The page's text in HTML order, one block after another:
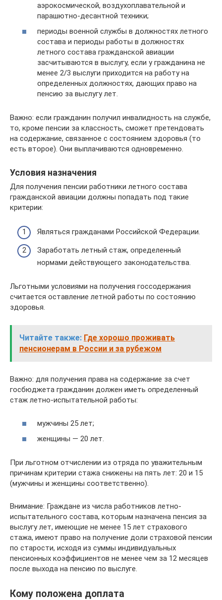
аэрокосмической, воздухоплавательной и
парашютно-десантной техники;
периоды военной службы в должностях летного
состава и периоды работы в должностях
летного состава гражданской авиации
засчитываются в выслугу, если у гражданина не
менее 2/3 выслуги приходится на работу на
определенных должностях, дающих право на
пенсию за выслугу лет.
Важно: если гражданин получил инвалидность на службе,
то, кроме пенсии за классность, сможет претендовать
на содержание, связанное с состоянием здоровья (то
есть второе). Они выплачиваются одновременно.
Условия назначения
Для получения пенсии работники летного состава
гражданской авиации должны попадать под такие
критерии:
Являться гражданами Российской Федерации.
Заработать летный стаж, определенный
нормами действующего законодательства.
Льготными условиями на получения госсодержания
считается оставление летной работы по состоянию
здоровья.
Читайте также: Где хорошо проживать
пенсионерам в России и за рубежом
Важно: для получения права на содержание за счет
госбюджета гражданин должен иметь определенный
стаж летно-испытательной работы:
мужчины 25 лет;
женщины — 20 лет.
При льготном отчислении из отряда по уважительным
причинам критерии стажа снижены на пять лет: 20 и 15
(мужчины и женщины соответственно).
Внимание: Граждане из числа работников летно-
испытательного состава, которым назначена пенсия за
выслугу лет, имеющие не менее 15 лет страхового
стажа, имеют право на получение доли страховой пенсии
по старости, исходя из суммы индивидуальных
пенсионных коэффициентов не менее чем за 12 месяцев
после выхода на пенсию по выслуге.
Кому положена доплата